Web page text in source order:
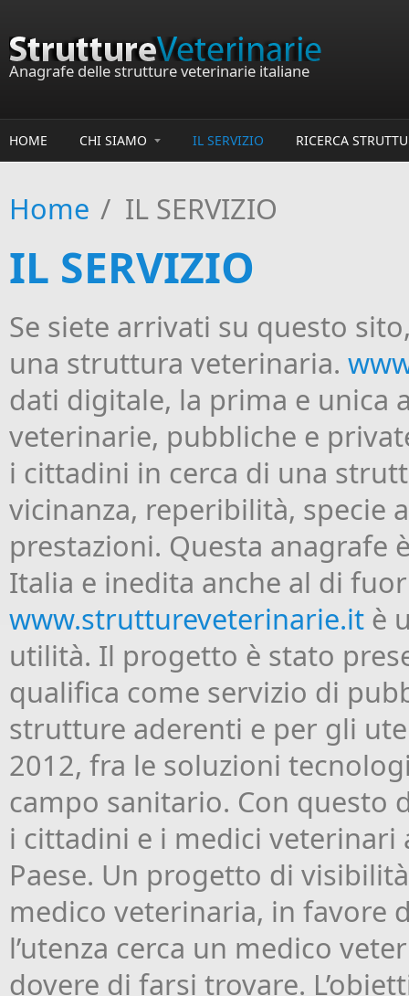
Anagrafe delle strutture veterinarie italiane
HOME CHI SIAMO IL SERVIZIO RICERCA
Home / IL SERVIZIO
IL SERVIZIO
Se siete arrivati su questo
una struttura veterinaria.
dati digitale, la prima e unica
veterinarie, pubbliche e
i cittadini in cerca di una
vicinanza, reperibilità, specie
prestazioni. Questa anagrafe
Italia e inedita anche al di
www.struttureveterinarie.it è
utilità. Il progetto è stato
qualifica come servizio di
strutture aderenti e per gli
2012, fra le soluzioni
campo sanitario. Con questo
i cittadini e i medici veterinari
Paese. Un progetto di
medico veterinaria, in favore
l’utenza cerca un medico
dovere di farsi trovare.